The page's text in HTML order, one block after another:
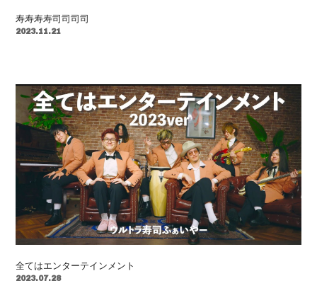
寿寿寿寿司司司司
2023.11.21
全てはエンターテインメント
2023.07.28